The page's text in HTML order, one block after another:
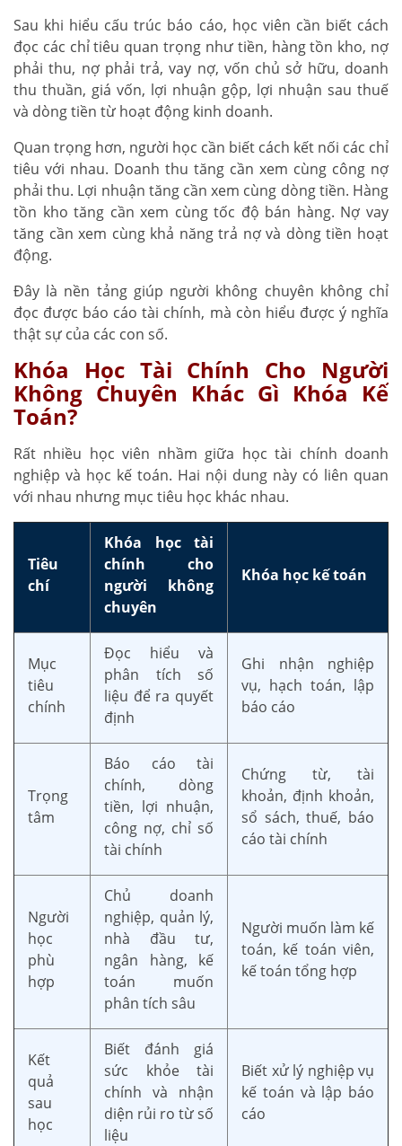
Sau khi hiểu cấu trúc báo cáo, học viên cần biết cách
đọc các chỉ tiêu quan trọng như tiền, hàng tồn kho, nợ
phải thu, nợ phải trả, vay nợ, vốn chủ sở hữu, doanh
thu thuần, giá vốn, lợi nhuận gộp, lợi nhuận sau thuế
và dòng tiền từ hoạt động kinh doanh.
Quan trọng hơn, người học cần biết cách kết nối các chỉ
tiêu với nhau. Doanh thu tăng cần xem cùng công nợ
phải thu. Lợi nhuận tăng cần xem cùng dòng tiền. Hàng
tồn kho tăng cần xem cùng tốc độ bán hàng. Nợ vay
tăng cần xem cùng khả năng trả nợ và dòng tiền hoạt
động.
Đây là nền tảng giúp người không chuyên không chỉ
đọc được báo cáo tài chính, mà còn hiểu được ý nghĩa
thật sự của các con số.
Khóa Học Tài Chính Cho Người
Không Chuyên Khác Gì Khóa Kế
Toán?
Rất nhiều học viên nhầm giữa học tài chính doanh
nghiệp và học kế toán. Hai nội dung này có liên quan
với nhau nhưng mục tiêu học khác nhau.
Tiêu
chí
Khóa học tài
chính cho
người không
chuyên
Khóa học kế toán
Mục
tiêu
chính
Đọc hiểu và
phân tích số
liệu để ra quyết
định
Ghi nhận nghiệp
vụ, hạch toán, lập
báo cáo
Trọng
tâm
Báo cáo tài
chính, dòng
tiền, lợi nhuận,
công nợ, chỉ số
tài chính
Chứng từ, tài
khoản, định khoản,
sổ sách, thuế, báo
cáo tài chính
Người
học
phù
hợp
Chủ doanh
nghiệp, quản lý,
nhà đầu tư,
ngân hàng, kế
toán muốn
phân tích sâu
Người muốn làm kế
toán, kế toán viên,
kế toán tổng hợp
Kết
quả
sau
học
Biết đánh giá
sức khỏe tài
chính và nhận
diện rủi ro từ số
liệu
Biết xử lý nghiệp vụ
kế toán và lập báo
cáo